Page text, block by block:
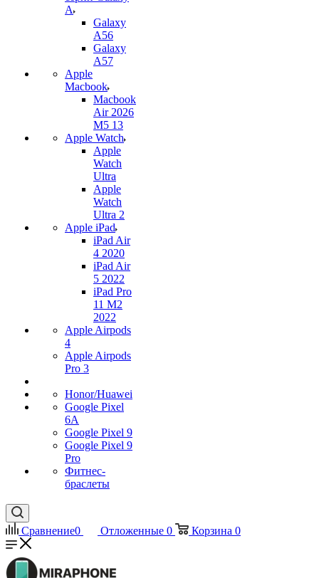
A
Galaxy
A56
Galaxy
A57
Apple
Macbook
Macbook
Air 2026
M5 13
Apple Watch
Apple
Watch
Ultra
Apple
Watch
Ultra 2
Apple iPad
iPad Air
4 2020
iPad Air
5 2022
iPad Pro
11 M2
2022
Apple Airpods
4
Apple Airpods
Pro 3
Honor/Huawei
Google Pixel
6A
Google Pixel 9
Google Pixel 9
Pro
Фитнес-
браслеты
Сравнение0 Отложенные 0 Корзина 0